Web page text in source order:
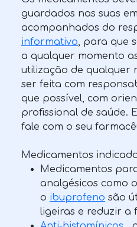
guardados nas suas
acompanhados do
informativo, para que
a qualquer momento
utilização de qualquer
ser feita com
que possível, com
profissional de saúde.
fale com o seu
Medicamentos
Medicamentos
analgésicos como o
o ibuprofeno são
ligeiras e reduzir a